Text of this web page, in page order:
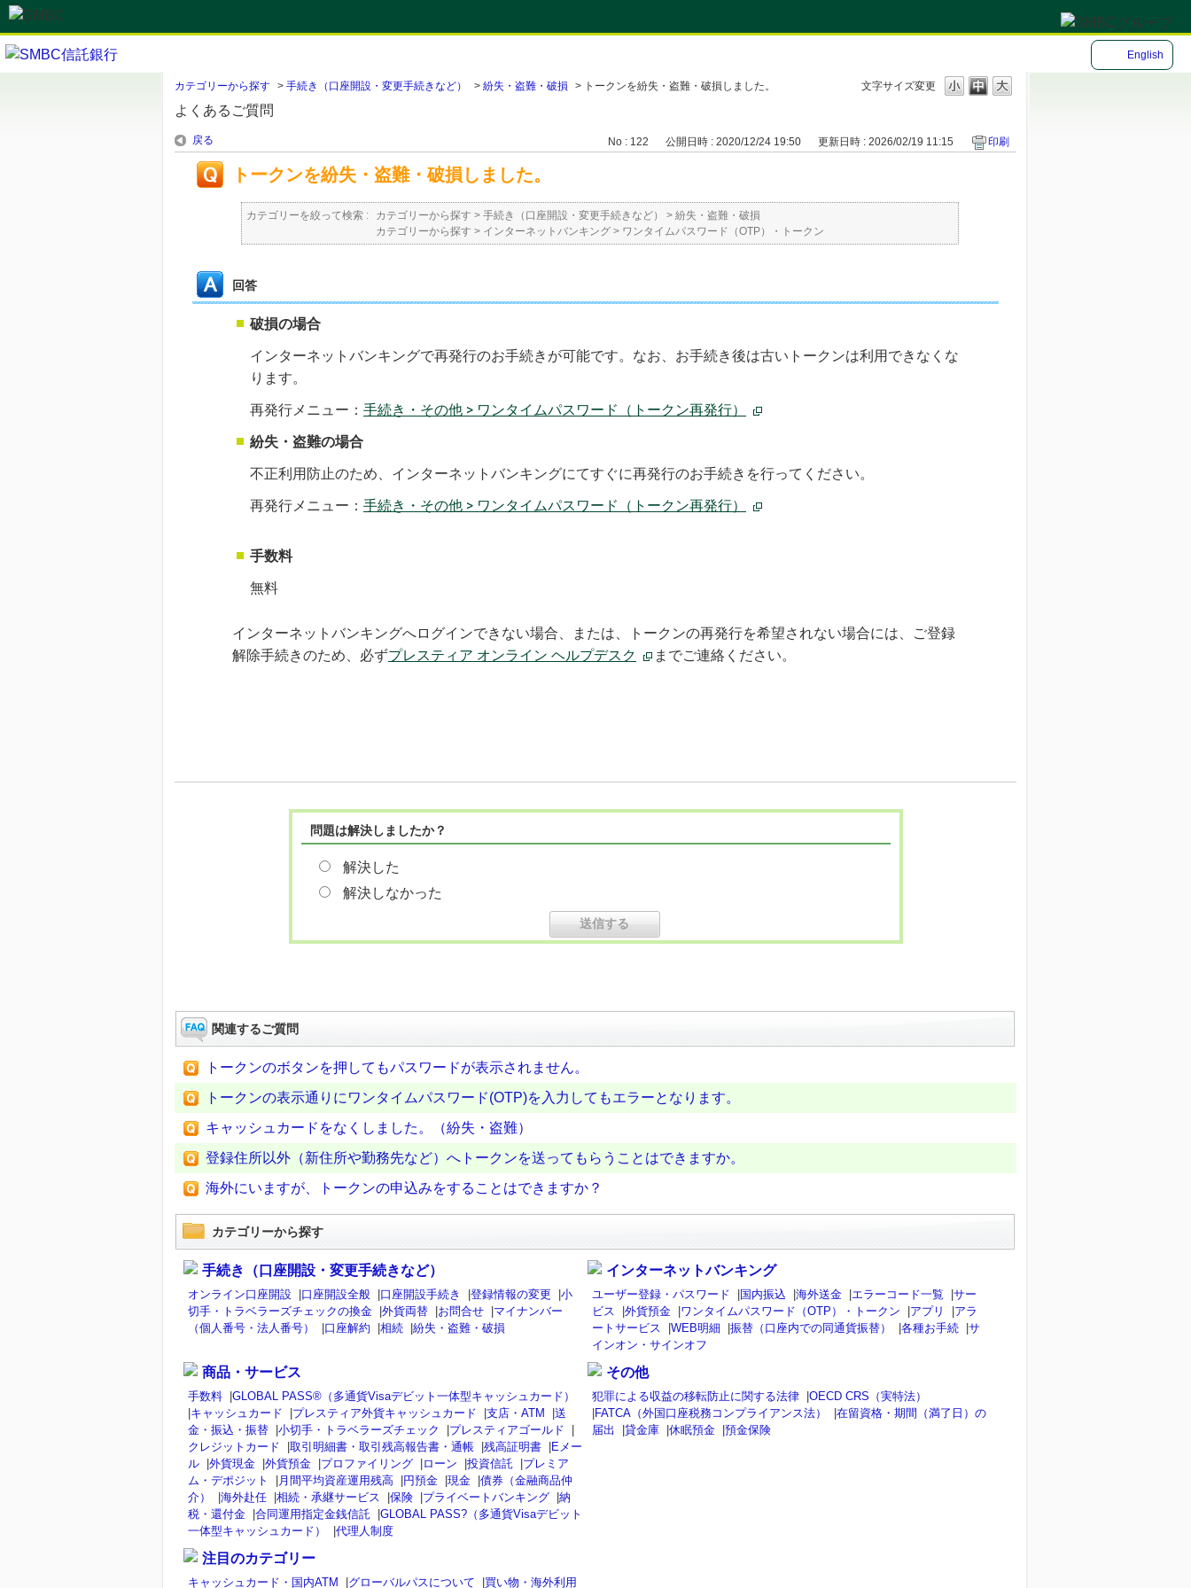
English
文字サイズ変更
カテゴリーから探す > 手続き（口座開設・変更手続きなど） > 紛失・盗難・破損 > トークンを紛失・盗難・破損しました。
よくあるご質問
戻る No : 122 公開日時 : 2020/12/24 19:50 更新日時 : 2026/02/19 11:15 印刷
トークンを紛失・盗難・破損しました。
カテゴリーを絞って検索 : カテゴリーから探す > 手続き（口座開設・変更手続きなど） > 紛失・盗難・破損
カテゴリーから探す > インターネットバンキング > ワンタイムパスワード（OTP）・トークン
回答
破損の場合
インターネットバンキングで再発行のお手続きが可能です。なお、お手続き後は古いトークンは利用できなくな
ります。
再発行メニュー： 手続き・その他 > ワンタイムパスワード（トークン再発行）
紛失・盗難の場合
不正利用防止のため、インターネットバンキングにてすぐに再発行のお手続きを行ってください。
再発行メニュー： 手続き・その他 > ワンタイムパスワード（トークン再発行）
手数料
無料
インターネットバンキングへログインできない場合、または、トークンの再発行を希望されない場合には、ご登録
解除手続きのため、必ずプレスティア オンライン ヘルプデスク までご連絡ください。
問題は解決しましたか？
解決した
解決しなかった
関連するご質問
トークンのボタンを押してもパスワードが表示されません。
トークンの表示通りにワンタイムパスワード(OTP)を入力してもエラーとなります。
キャッシュカードをなくしました。（紛失・盗難）
登録住所以外（新住所や勤務先など）へトークンを送ってもらうことはできますか。
海外にいますが、トークンの申込みをすることはできますか？
カテゴリーから探す
手続き（口座開設・変更手続きなど）
オンライン口座開設 |口座開設全般 |口座開設手続き |登録情報の変更 |小
切手・トラベラーズチェックの換金 |外貨両替 |お問合せ |マイナンバー
（個人番号・法人番号）
|口座解約 |相続 |紛失・盗難・破損
インターネットバンキング
ユーザー登録・パスワード |国内振込 |海外送金 |エラーコード一覧 |サー
ビス
|外貨預金 |ワンタイムパスワード（OTP）・トークン |アプリ |アラ
ートサービス
|WEB明細 |振替（口座内での同通貨振替） |各種お手続 |サ
インオン・サインオフ
商品・サービス
手数料 |GLOBAL PASS®（多通貨Visaデビット一体型キャッシュカード）
|キャッシュカード |プレスティア外貨キャッシュカード |支店・ATM |送
金・振込・振替 |小切手・トラベラーズチェック |プレスティアゴールド
|
クレジットカード
|取引明細書・取引残高報告書・通帳 |残高証明書 |Eメー
ル |外貨現金 |外貨預金 |プロファイリング |ローン |投資信託 |プレミア
ム・デポジット
| 月間平均資産運用残高 |円預金 |現金 |債券（金融商品仲
介）
|海外赴任 |相続・承継サービス |保険 |プライベートバンキング |納
税・還付金 |合同運用指定金銭信託 |GLOBAL PASS?（多通貨Visaデビット
一体型キャッシュカード）
|代理人制度
その他
犯罪による収益の移転防止に関する法律 |OECD CRS（実特法）
|FATCA（外国口座税務コンプライアンス法） |在留資格・期間（満了日）の
届出
|貸金庫 |休眠預金 |預金保険
注目のカテゴリー
キャッシュカード・国内ATM |グローバルパスについて |買い物・海外利用